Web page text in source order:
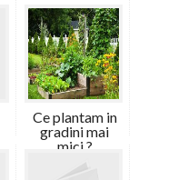
Ce plantam in
gradini mai
mici ?